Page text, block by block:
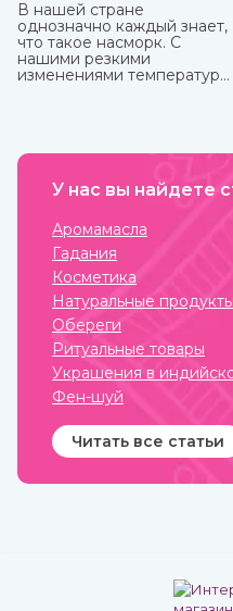
В нашей стране
однозначно каждый знает,
что такое насморк. С
нашими резкими
изменениями температуры,
выздоравливающие вновь
продолжаться до
У нас вы найдете
Аромамасла
Гадания
Косметика
Натуральные продукты
Обереги
Ритуальные товары
Украшения в
Фен-шуй
Читать все статьи